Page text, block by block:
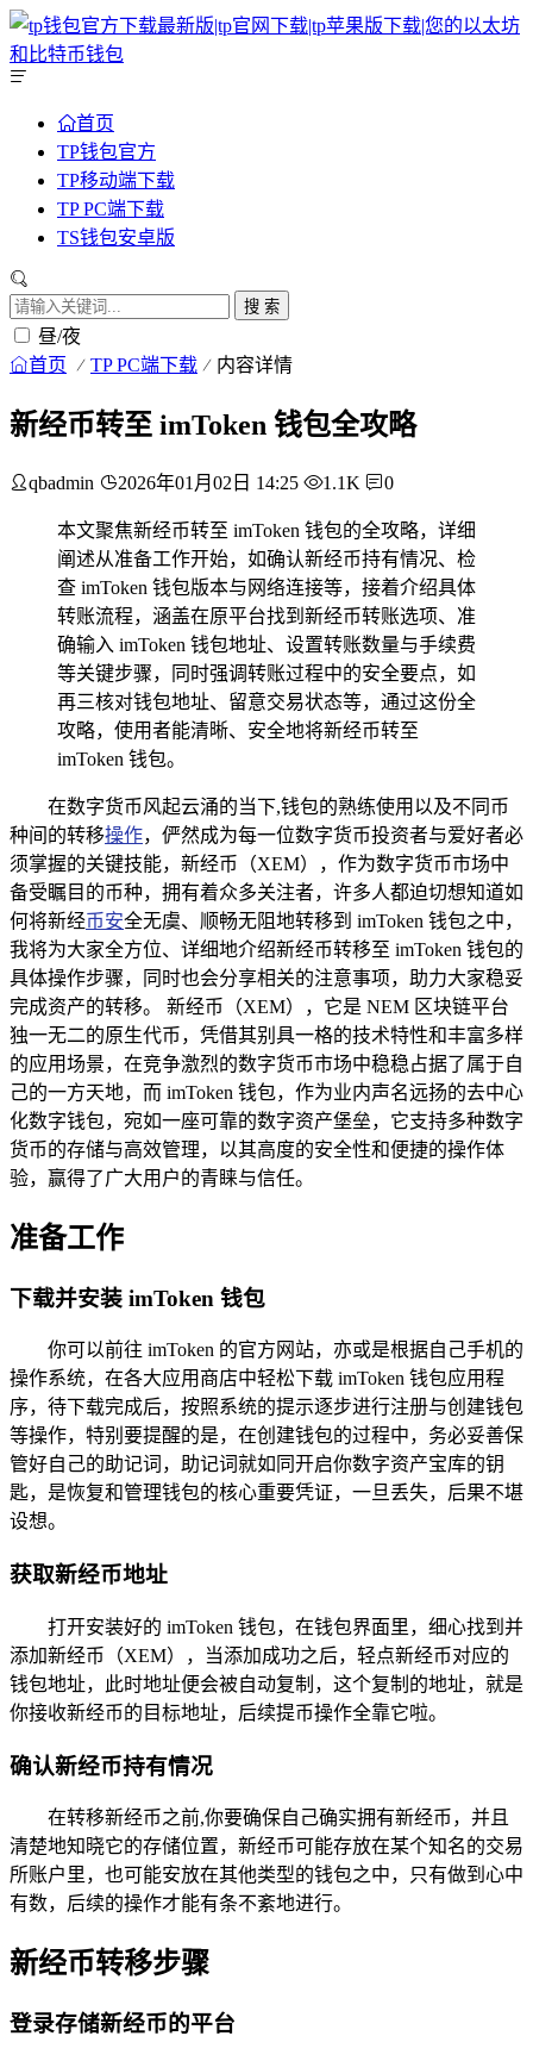
首页
TP钱包官方
TP移动端下载
TP PC端下载
TS钱包安卓版
搜 索
昼/夜
首页 TP PC端下载 内容详情
新经币转至 imToken 钱包全攻略
qbadmin 2026年01月02日 14:25 1.1K 0
本文聚焦新经币转至 imToken 钱包的全攻略，详细
阐述从准备工作开始，如确认新经币持有情况、检
查 imToken 钱包版本与网络连接等，接着介绍具体
转账流程，涵盖在原平台找到新经币转账选项、准
确输入 imToken 钱包地址、设置转账数量与手续费
等关键步骤，同时强调转账过程中的安全要点，如
再三核对钱包地址、留意交易状态等，通过这份全
攻略，使用者能清晰、安全地将新经币转至
imToken 钱包。
在数字货币风起云涌的当下,钱包的熟练使用以及不同币
种间的转移操作，俨然成为每一位数字货币投资者与爱好者必
须掌握的关键技能，新经币（XEM），作为数字货币市场中
备受瞩目的币种，拥有着众多关注者，许多人都迫切想知道如
何将新经币安全无虞、顺畅无阻地转移到 imToken 钱包之中，
我将为大家全方位、详细地介绍新经币转移至 imToken 钱包的
具体操作步骤，同时也会分享相关的注意事项，助力大家稳妥
完成资产的转移。 新经币（XEM），它是 NEM 区块链平台
独一无二的原生代币，凭借其别具一格的技术特性和丰富多样
的应用场景，在竞争激烈的数字货币市场中稳稳占据了属于自
己的一方天地，而 imToken 钱包，作为业内声名远扬的去中心
化数字钱包，宛如一座可靠的数字资产堡垒，它支持多种数字
货币的存储与高效管理，以其高度的安全性和便捷的操作体
验，赢得了广大用户的青睐与信任。
准备工作
下载并安装 imToken 钱包
你可以前往 imToken 的官方网站，亦或是根据自己手机的
操作系统，在各大应用商店中轻松下载 imToken 钱包应用程
序，待下载完成后，按照系统的提示逐步进行注册与创建钱包
等操作，特别要提醒的是，在创建钱包的过程中，务必妥善保
管好自己的助记词，助记词就如同开启你数字资产宝库的钥
匙，是恢复和管理钱包的核心重要凭证，一旦丢失，后果不堪
设想。
获取新经币地址
打开安装好的 imToken 钱包，在钱包界面里，细心找到并
添加新经币（XEM），当添加成功之后，轻点新经币对应的
钱包地址，此时地址便会被自动复制，这个复制的地址，就是
你接收新经币的目标地址，后续提币操作全靠它啦。
确认新经币持有情况
在转移新经币之前,你要确保自己确实拥有新经币，并且
清楚地知晓它的存储位置，新经币可能存放在某个知名的交易
所账户里，也可能安放在其他类型的钱包之中，只有做到心中
有数，后续的操作才能有条不紊地进行。
新经币转移步骤
登录存储新经币的平台